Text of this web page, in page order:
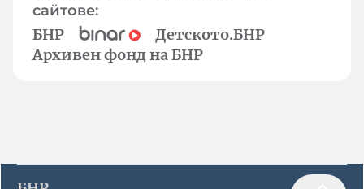
сайтове:
БНР
Детското.БНР
Архивен фонд на БНР